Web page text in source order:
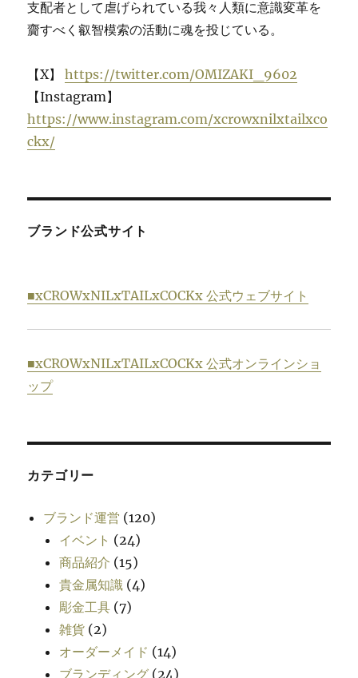
支配者として虐げられている我々人類に意識変革を
齎すべく叡智模索の活動に魂を投じている。
【X】https://twitter.com/OMIZAKI_9602
【Instagram】
https://www.instagram.com/xcrowxnilxtailxco
ckx/
ブランド公式サイト
■xCROWxNILxTAILxCOCKx 公式ウェブサイト
■xCROWxNILxTAILxCOCKx 公式オンラインショ
ップ
カテゴリー
ブランド運営 (120)
イベント (24)
商品紹介 (15)
貴金属知識 (4)
彫金工具 (7)
雑貨 (2)
オーダーメイド (14)
ブランディング (24)